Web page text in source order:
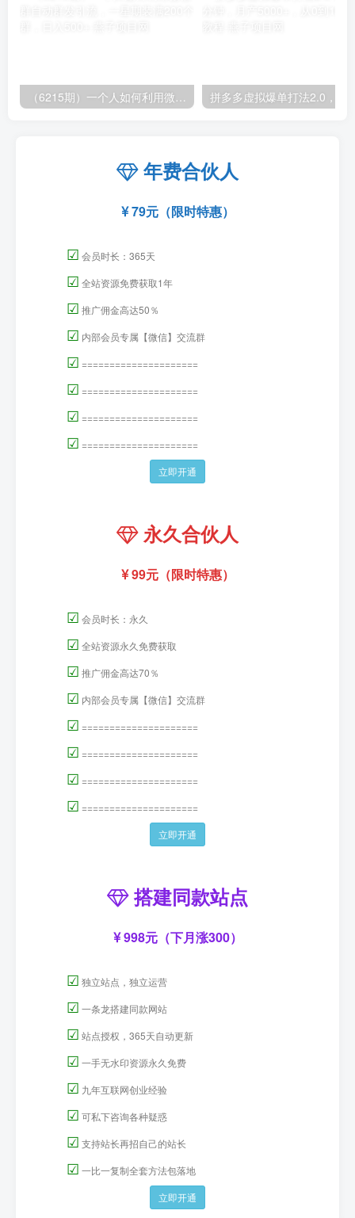
年费合伙人
79元（限时特惠）
☑ 会员时长：365天
☑ 全站资源免费获取1年
☑ 推广佣金高达50％
☑ 内部会员专属【微信】交流群
☑ =====================
☑ =====================
☑ =====================
☑ =====================
立即开通
永久合伙人
99元（限时特惠）
☑ 会员时长：永久
☑ 全站资源永久免费获取
☑ 推广佣金高达70％
☑ 内部会员专属【微信】交流群
☑ =====================
☑ =====================
☑ =====================
☑ =====================
立即开通
搭建同款站点
998元（下月涨300）
☑ 独立站点，独立运营
☑ 一条龙搭建同款网站
☑ 站点授权，365天自动更新
☑ 一手无水印资源永久免费
☑ 九年互联网创业经验
☑ 可私下咨询各种疑惑
☑ 支持站长再招自己的站长
☑ 一比一复制全套方法包落地
立即开通